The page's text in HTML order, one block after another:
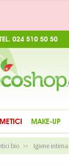
024 510 50 50
MAKE-UP
bio Igiene intima